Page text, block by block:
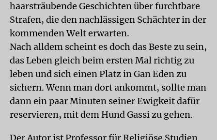
haarsträubende Geschichten über furchtbare
Strafen, die den nachlässigen Schächter in der
kommenden Welt erwarten.
Nach alldem scheint es doch das Beste zu sein,
das Leben gleich beim ersten Mal richtig zu
leben und sich einen Platz in Gan Eden zu
sichern. Wenn man dort ankommt, sollte man
dann ein paar Minuten seiner Ewigkeit dafür
reservieren, mit dem Hund Gassi zu gehen.